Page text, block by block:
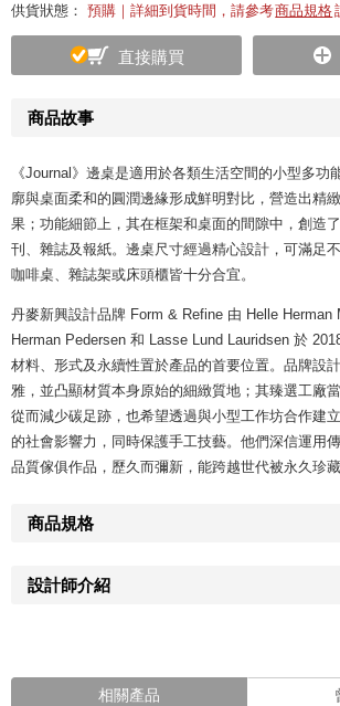
商品故事
《Journal》邊桌是適用於各類生活空間的小型多功
廓與桌面柔和的圓潤邊緣形成鮮明對比，營造出精
果；功能細節上，其在框架和桌面的間隙中，創造
刊、雜誌及報紙。邊桌尺寸經過精心設計，可滿足
咖啡桌、雜誌架或床頭櫃皆十分合宜。
丹麥新興設計品牌 Form & Refine 由 Helle Herman
Herman Pedersen 和 Lasse Lund Lauridsen 於
材料、形式及永續性置於產品的首要位置。品牌設
雅，並凸顯材質本身原始的細緻質地；其臻選工廠
從而減少碳足跡，也希望透過與小型工作坊合作建
的社會影響力，同時保護手工技藝。他們深信運用
品質傢俱作品，歷久而彌新，能跨越世代被永久珍藏
商品規格
設計師介紹
供貨狀態： 預購｜詳細到貨時間，請參考商品規格
直接購買
相關產品